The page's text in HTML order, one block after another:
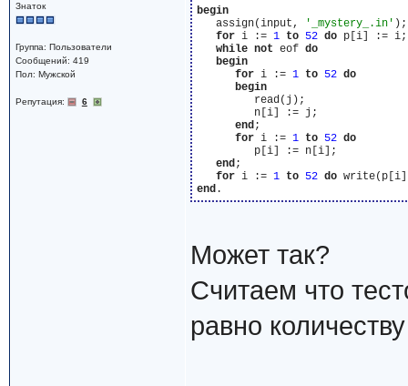
Знаток
Группа: Пользователи
Сообщений: 419
Пол: Мужской
Репутация: 6
begin
   assign(input,
'_mystery_.in'
for i := 1 to 52 do p[i] := i;
while not eof do
begin
for i := 1 to 52 do
begin
         read(j);
         n[i] := j;
end;
for i := 1 to 52 do
         p[i] := n[i];
end;
for i := 1 to 52 do
end
Может так?
Считаем что
равно